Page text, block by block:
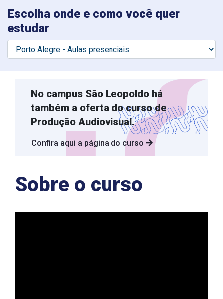
Escolha onde e como você quer
estudar
No campus São Leopoldo há
também a oferta do curso de
Produção Audiovisual.
Confira aqui a página do curso
Sobre o curso